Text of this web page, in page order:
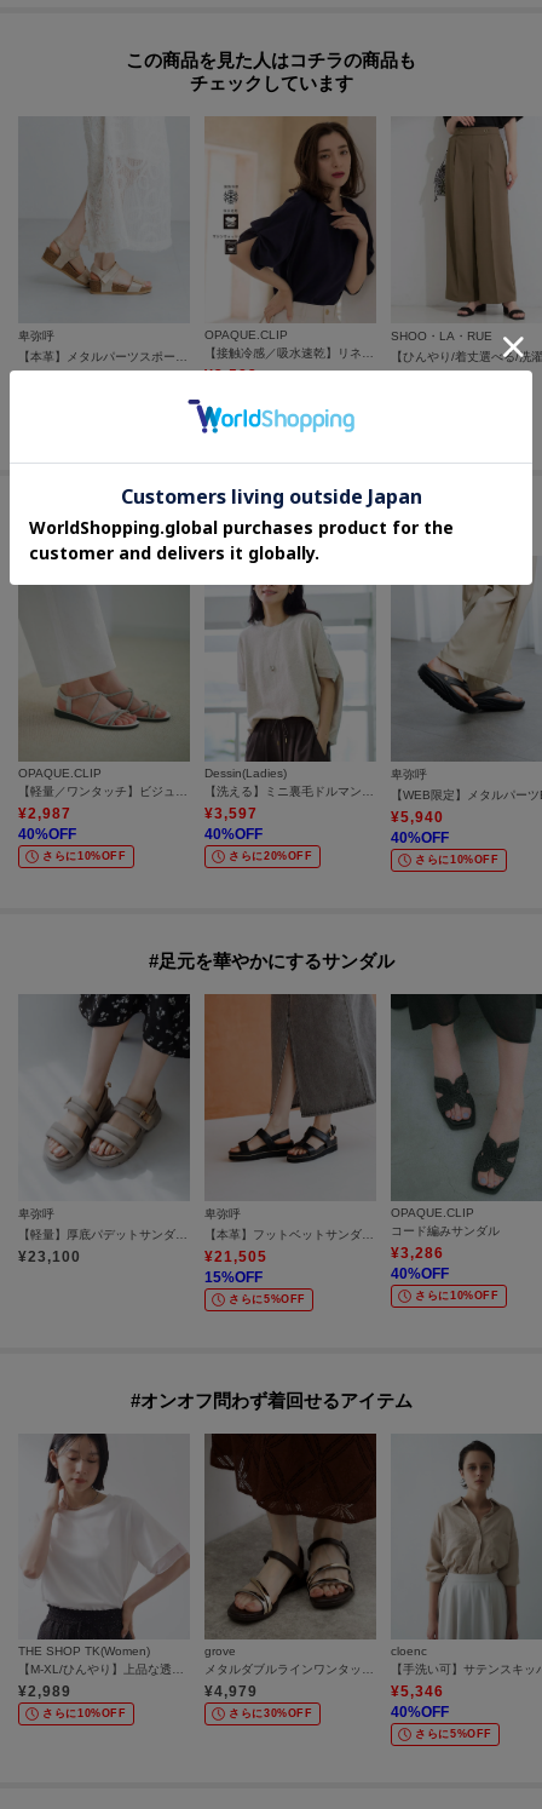
汚れを取りやすくします。靴用ブラシ（毛先が柔らかい天然毛のブラシが便
利です）で表面のホコリや泥を落とします。雨などで濡れたときは乾いたタ
てください。合成・人工皮革はご使用の頻度にかかわらず、時間の経過によっ
て変質（べたつき、亀裂）が生じますが商品の不良ではありません。
この商品を見た人はコチラの商品も
チェックしています
卑弥呼
OPAQUE.CLIP
¥3,582
さらに10%OFF
SHOO・LA・RUE
セールアイテムからのおすすめ
OPAQUE.CLIP
【軽量／ワンタッチ】ビジューストラップサンダル
¥2,987
40%OFF
さらに10%OFF
Dessin(Ladies)
【洗える】ミニ裏毛ドルマンスリーブプルオーバー
¥3,597
40%OFF
さらに20%OFF
卑弥呼
¥5,940
40%OFF
さらに10%OFF
#足元を華やかにするサンダル
卑弥呼
¥23,100
卑弥呼
¥21,505
15%OFF
さらに5%OFF
OPAQUE.CLIP
コード編みサンダル
¥3,286
40%OFF
さらに10%OFF
#オンオフ問わず着回せるアイテム
THE SHOP TK(Women)
【M-XL/ひんやり】上品な透け感 袖口シアーTシャツ
¥2,989
さらに10%OFF
grove
メタルダブルラインワンタッチサンダル
¥4,979
さらに30%OFF
cloenc
¥5,346
40%OFF
さらに5%OFF